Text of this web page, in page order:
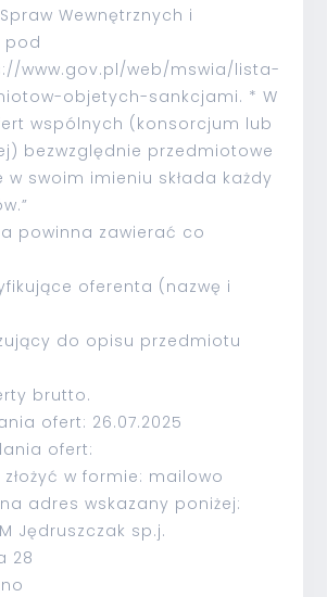
Wewnętrznych i
pod
www.gov.pl/web/mswia/lista-
objetych-sankcjami. * W
wspólnych (konsorcjum lub
bezwzględnie przedmiotowe
w swoim imieniu składa każdy
powinna zawierać co
oferenta (nazwę i
do opisu przedmiotu
brutto.
ofert: 26.07.2025
ofert:
w formie: mailowo
adres wskazany poniżej:
Jędruszczak sp.j.
28